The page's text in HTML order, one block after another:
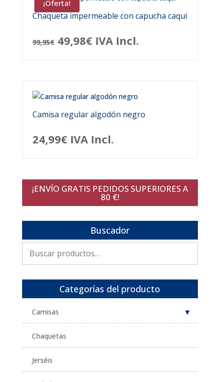
¡Oferta!
Chaqueta impermeable con capucha caqui
99,95€ El
era:
99,95€.
49,98€El
es:
49,98€.
IVA Incl.
Camisa regular algodón negro
24,99€ IVA Incl.
¡ENVÍO GRATIS PEDIDOS SUPERIORES A
80 €!
Buscador
por:
Categorías del producto
Camisas
Chaquetas
Jerséis